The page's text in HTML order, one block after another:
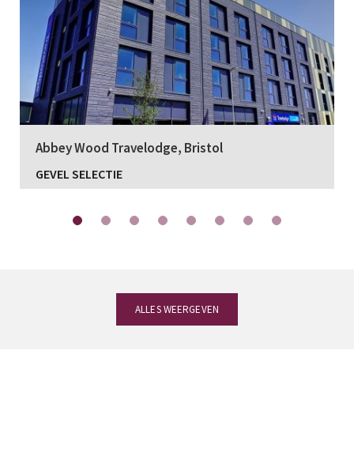
Abbey Wood Travelodge, Bristol
GEVEL SELECTIE
ALLES WEERGEVEN